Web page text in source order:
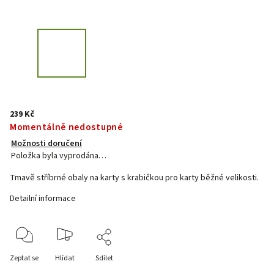
239 Kč
Momentálně nedostupné
Možnosti doručení
Položka byla vyprodána…
Tmavě stříbrné obaly na karty s krabičkou pro karty běžné velikosti.
Detailní informace
Zeptat se Hlídat Sdílet